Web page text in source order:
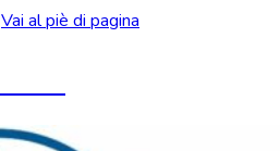
Vai al piè di pagina